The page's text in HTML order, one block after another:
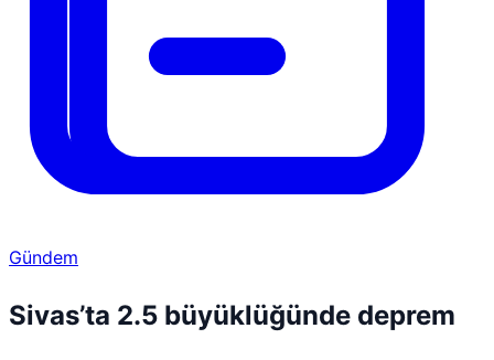
Gündem
Sivas’ta 2.5 büyüklüğünde deprem